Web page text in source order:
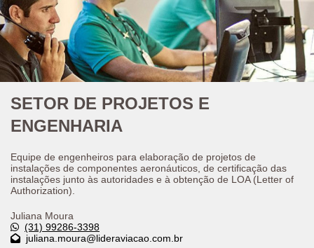
SETOR DE PROJETOS E
ENGENHARIA
Equipe de engenheiros para elaboração de projetos de
instalações de componentes aeronáuticos, de certificação das
instalações junto às autoridades e à obtenção de LOA (Letter of
Authorization).
Juliana Moura
(31) 99286-3398
juliana.moura@lideraviacao.com.br